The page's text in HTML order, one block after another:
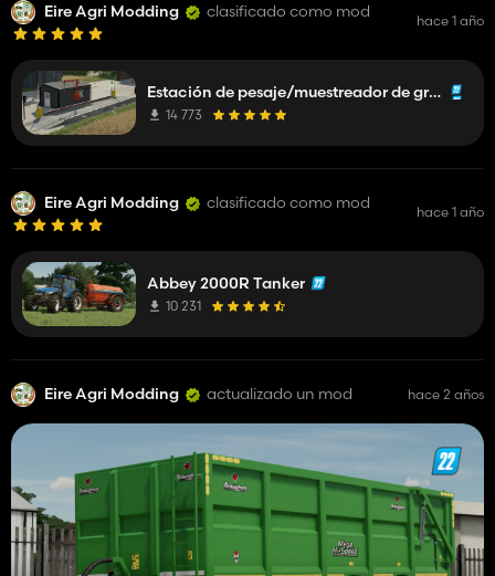
Eire Agri Modding clasificado como mod hace 1 año
Estación de pesaje/muestreador de granos colocable
14 773
Eire Agri Modding clasificado como mod hace 1 año
Abbey 2000R Tanker
10 231
Eire Agri Modding actualizado un mod hace 2 años